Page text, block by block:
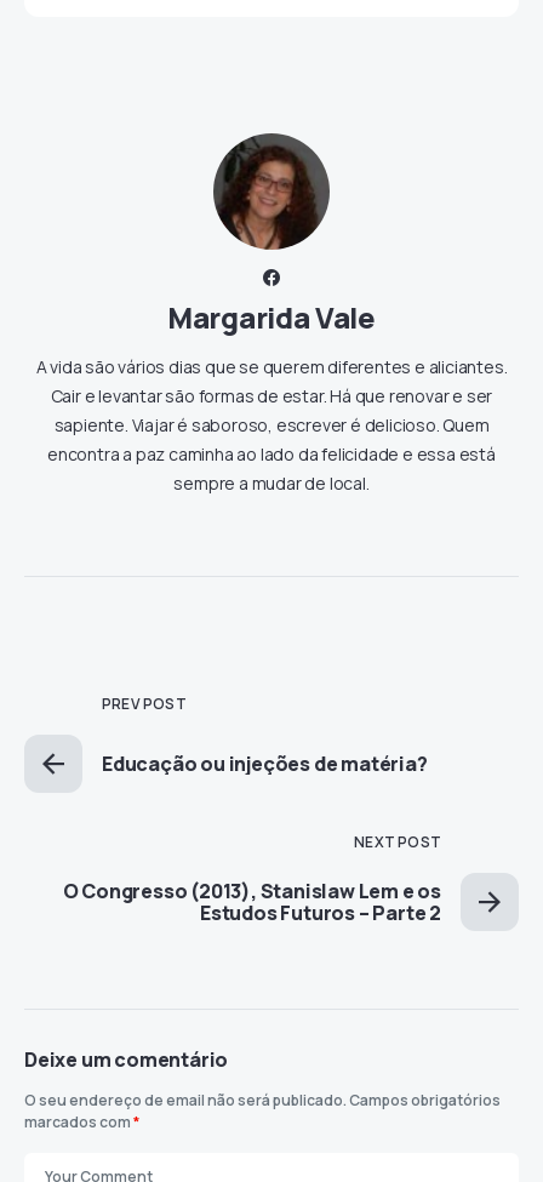
Margarida Vale
A vida são vários dias que se querem diferentes e aliciantes.
Cair e levantar são formas de estar. Há que renovar e ser
sapiente. Viajar é saboroso, escrever é delicioso. Quem
encontra a paz caminha ao lado da felicidade e essa está
sempre a mudar de local.
PREV POST
Educação ou injeções de matéria?
NEXT POST
O Congresso (2013), Stanislaw Lem e os
Estudos Futuros – Parte 2
Deixe um comentário
O seu endereço de email não será publicado.Campos obrigatórios
marcados com*